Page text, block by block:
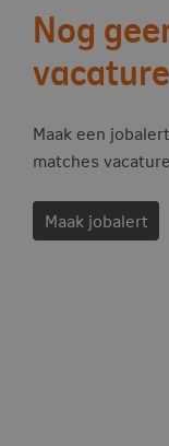
Nog
Maak een
matches
Maak jobalert